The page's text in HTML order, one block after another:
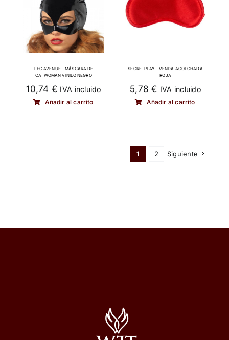
LEG AVENUE – MÁSCARA DE
CATWOMAN VINILO NEGRO
10,74 € IVA incluido
Añadir al carrito
SECRETPLAY – VENDA ACOLCHADA
ROJA
5,78€ IVA incluido
Añadir al carrito
1 2 Siguiente